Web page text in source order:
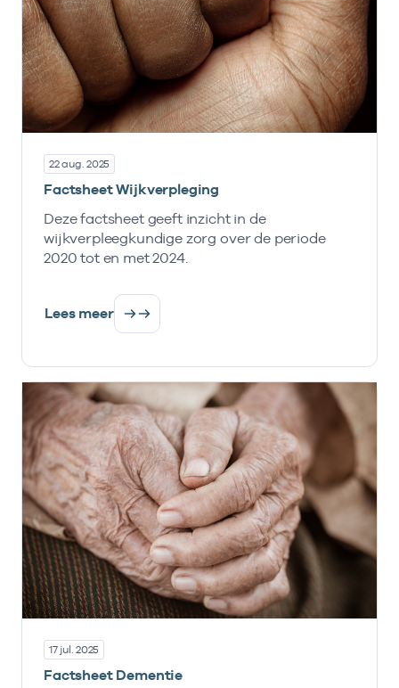
22 aug. 2025
Factsheet Wijkverpleging
Deze factsheet geeft inzicht in de
wijkverpleegkundige zorg over de periode
2020 tot en met 2024.
Lees meer
17 jul. 2025
Factsheet Dementie